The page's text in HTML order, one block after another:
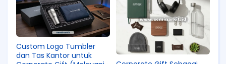
Custom Logo Tumbler
dan Tas Kantor untuk